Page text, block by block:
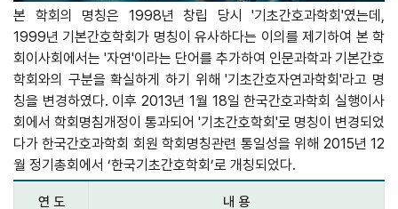
본 학회의 명칭은 1998년 창립 당시 '기초간호과학회'였는데,
1999년 기본간호학회가 명칭이 유사하다는 이의를 제기하여 본 학
회이사회에서는 '자연'이라는 단어를 추가하여 인문과학과 기본간호
학회와의 구분을 확실하게 하기 위해 '기초간호자연과학회'라고 명
칭을 변경하였다. 이후 2013년 1월 18일 한국간호과학회 실행이사
회에서 학회명침개정이 통과되어 '기초간호학회'로 명칭이 변경되었
다가 한국간호과학회 회원 학회명칭관련 통일성을 위해 2015년 12
월 정기총회에서 ‘한국기초간호학회’로 개칭되었다.
연 도 내 용